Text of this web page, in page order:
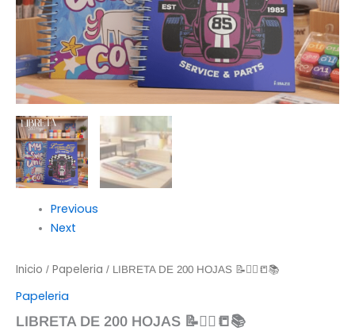
Previous
Next
Inicio / Papeleria / LIBRETA DE 200 HOJAS 📝✍🏻📒📚
Papeleria
LIBRETA DE 200 HOJAS 📝✍🏻📒📚